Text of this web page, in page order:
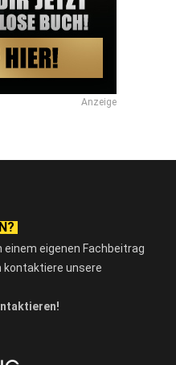
Anzeige
einem eigenen Fachbeitrag
kontaktiere unsere